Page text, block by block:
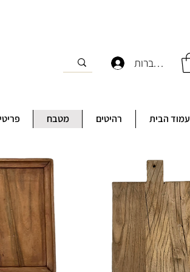
להתחברות
עמוד הבית רהיטים מטבח